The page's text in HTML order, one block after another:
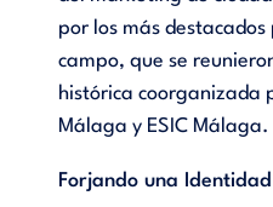
por los más
campo, que se
histórica coorganizada
Málaga y ESIC Málaga.
Forjando una